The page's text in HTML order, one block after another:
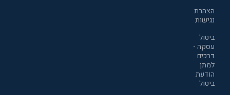
הצהרת
נגישות
ביטול
עסקה -
דרכים
למתן
הודעת
ביטול